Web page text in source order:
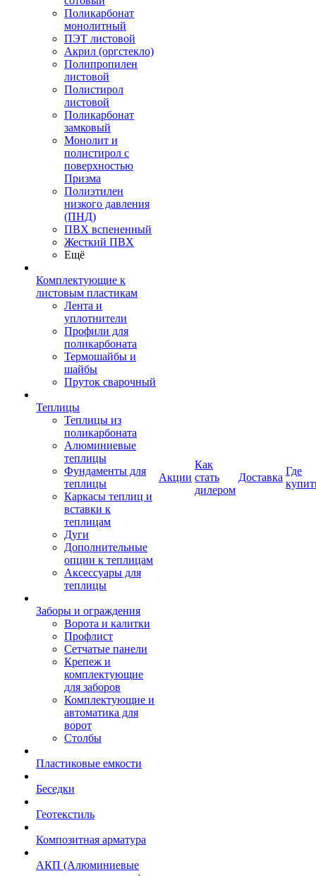
Поликарбонат
монолитный
ПЭТ листовой
Акрил (оргстекло)
Полипропилен
листовой
Полистирол
листовой
Поликарбонат
замковый
Монолит и
полистирол с
поверхностью
Призма
Полиэтилен
низкого давления
(ПНД)
ПВХ вспененный
Жесткий ПВХ
Ещё
Комплектующие к
листовым пластикам
Лента и
уплотнители
Профили для
поликарбоната
Термошайбы и
шайбы
Пруток сварочный
Теплицы
Теплицы из
поликарбоната
Алюминиевые
теплицы
Фундаменты для
теплицы
Каркасы теплиц и
вставки к
теплицам
Дуги
Дополнительные
опции к теплицам
Аксессуары для
теплицы
Заборы и ограждения
Ворота и калитки
Профлист
Сетчатые панели
Крепеж и
комплектующие
для заборов
Комплектующие и
автоматика для
ворот
Столбы
Пластиковые емкости
Беседки
Геотекстиль
Композитная арматура
АКП (Алюминиевые
Акции
Как
стать
дилером
Доставка
Где